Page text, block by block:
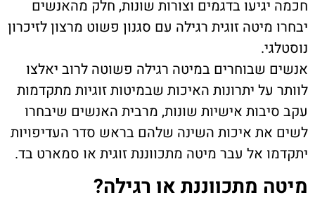
חכמה יגיעו בדגמים וצורות שונות, חלק מהאנשים
יבחרו מיטה זוגית רגילה עם סגנון פשוט מרצון לזיכרון
נוסטלגי.
אנשים שבוחרים במיטה רגילה פשוטה לרוב יאלצו
לוותר על יתרונות האיכות שבמיטות זוגיות מתקדמות
עקב סיבות אישיות שונות, מרבית האנשים שיבחרו
לשים את איכות השינה שלהם בראש סדר העדיפויות
יתקדמו אל עבר מיטה מתכווננת זוגית או סמארט בד.
מיטה מתכווננת או רגילה?